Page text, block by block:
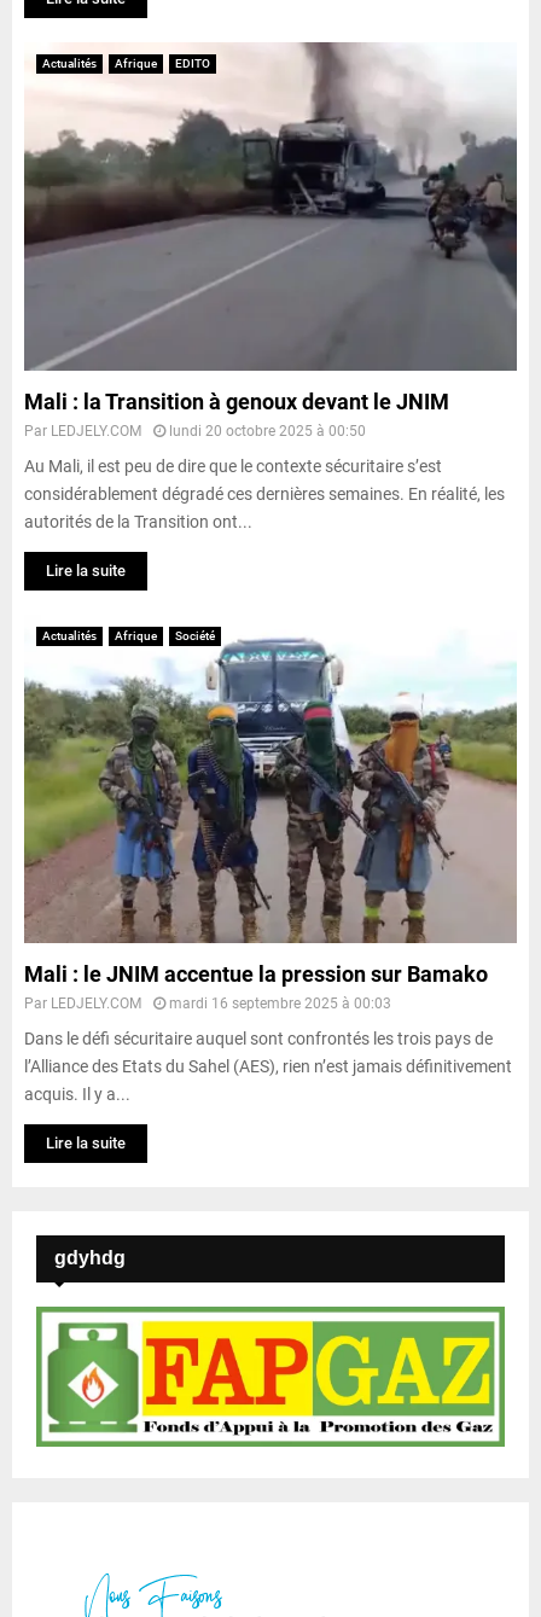
Actualités Afrique EDITO
Mali : la Transition à genoux devant le JNIM
Par LEDJELY.COM lundi 20 octobre 2025 à 00:50
Au Mali, il est peu de dire que le contexte sécuritaire s’est
considérablement dégradé ces dernières semaines. En réalité, les
autorités de la Transition ont...
Lire la suite
Actualités Afrique Société
Mali : le JNIM accentue la pression sur Bamako
Par LEDJELY.COM mardi 16 septembre 2025 à 00:03
Dans le défi sécuritaire auquel sont confrontés les trois pays de
l’Alliance des Etats du Sahel (AES), rien n’est jamais définitivement
acquis. Il y a...
Lire la suite
gdyhdg